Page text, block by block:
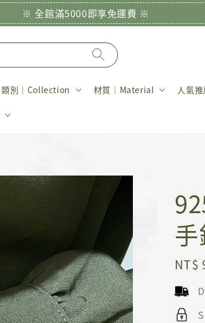
※ 全館滿5000即享免運費 ※
類別｜Collection 材質｜Material 人氣
price
NT$